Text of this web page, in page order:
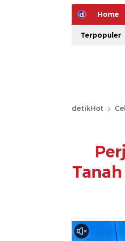
Home
Terpopuler
detikHot